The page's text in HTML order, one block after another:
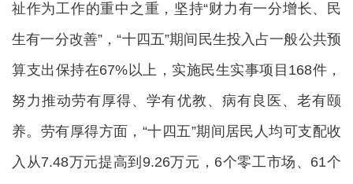
祉作为工作的重中之重，坚持“财力有一分增长、民
生有一分改善”，“十四五”期间民生投入占一般公共预
算支出保持在67%以上，实施民生实事项目168件，
努力推动劳有厚得、学有优教、病有良医、老有颐
养。劳有厚得方面，“十四五”期间居民人均可支配收
入从7.48万元提高到9.26万元，6个零工市场、61个